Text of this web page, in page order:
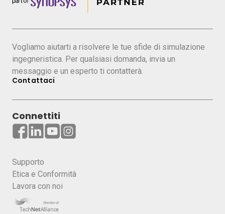
campo della simulazione meccanica e
Panelista:
Valerio Caputo
Senior Application Engineer, ESSS Italia
Laurea Magistrale in Ingegneria Matematica
al Politecnico di Torino, analista FEM dal
strutturale che ambito esplicito con
applicazioni in vari settori industriali tra i
quali automotive, aerospace, ferroviario e
nucleare.
Vogliamo aiutarti a risolvere le tue sfide di simulazione
ingegneristica. Per qualsiasi domanda, invia un
messaggio e un esperto ti contatterà.
Contattaci
Connettiti
Supporto
Etica e Conformità
Lavora con noi